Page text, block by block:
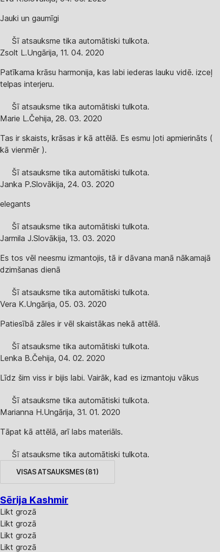
Jauki un gaumīgi
Šī atsauksme tika automātiski tulkota.
Zsolt L.Ungārija, 11. 04. 2020
Patīkama krāsu harmonija, kas labi iederas lauku vidē. izceļ
telpas interjeru.
Šī atsauksme tika automātiski tulkota.
Marie L.Čehija, 28. 03. 2020
Tas ir skaists, krāsas ir kā attēlā. Es esmu ļoti apmierināts (
kā vienmēr ).
Šī atsauksme tika automātiski tulkota.
Janka P.Slovākija, 24. 03. 2020
elegants
Šī atsauksme tika automātiski tulkota.
Jarmila J.Slovākija, 13. 03. 2020
Es tos vēl neesmu izmantojis, tā ir dāvana manā nākamajā
dzimšanas dienā
Šī atsauksme tika automātiski tulkota.
Vera K.Ungārija, 05. 03. 2020
Patiesībā zāles ir vēl skaistākas nekā attēlā.
Šī atsauksme tika automātiski tulkota.
Lenka B.Čehija, 04. 02. 2020
Līdz šim viss ir bijis labi. Vairāk, kad es izmantoju vākus
Šī atsauksme tika automātiski tulkota.
Marianna H.Ungārija, 31. 01. 2020
Tāpat kā attēlā, arī labs materiāls.
Šī atsauksme tika automātiski tulkota.
VISAS ATSAUKSMES (81)
Sērija Kashmir
Likt grozā
Likt grozā
Likt grozā
Likt grozā